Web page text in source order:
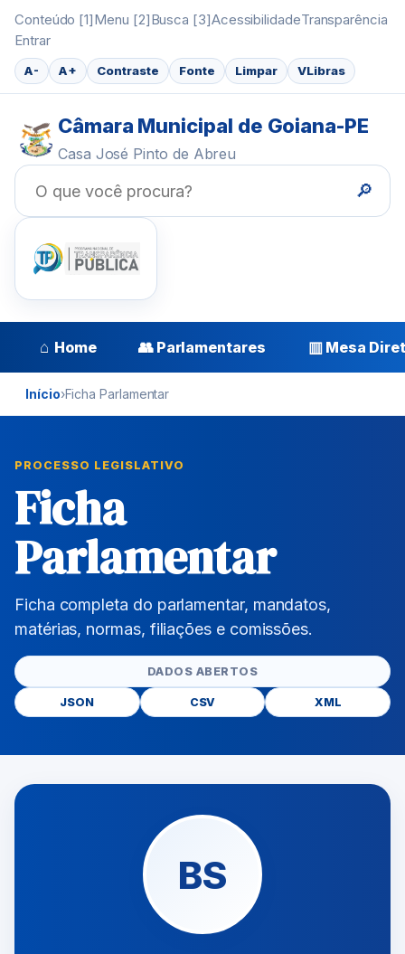
Conteúdo [1]Menu [2]Busca [3]AcessibilidadeTransparência
Entrar
A- A+ Contraste Fonte Limpar VLibras
Câmara Municipal de Goiana-PE
Casa José Pinto de Abreu
🔎
⌂ Home 👥 Parlamentares ▥ Mesa
Início›Ficha Parlamentar
PROCESSO LEGISLATIVO
Ficha
Parlamentar
Ficha completa do parlamentar, mandatos,
matérias, normas, filiações e comissões.
DADOS ABERTOS
JSON CSV XML
BS